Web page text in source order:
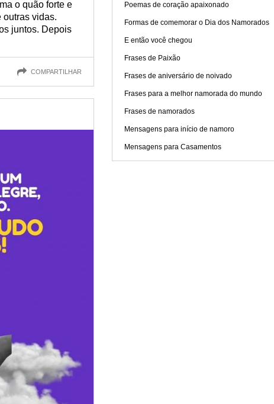
o quão forte e
outras vidas.
juntos. Depois
COMPARTILHAR
Poemas de coração apaixonado
Formas de comemorar o Dia dos Namorados
E então você chegou
Frases de Paixão
Frases de aniversário de noivado
Frases para a melhor namorada do mundo
Frases de namorados
Mensagens para início de namoro
Mensagens para Casamentos